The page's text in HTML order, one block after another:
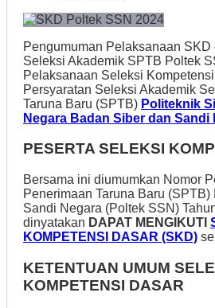
Pengumuman Pelaksanaan SKD
Seleksi Akademik SPTB Poltek
Pelaksanaan Seleksi
Persyaratan Seleksi Akademik
Taruna Baru (SPTB) Politeknik
Negara Badan Siber dan Sandi
PESERTA SELEKSI
Bersama ini diumumkan Nomor
Penerimaan Taruna Baru
Sandi Negara (Poltek SSN)
dinyatakan DAPAT MENGIKUTI
KOMPETENSI DASAR (SKD)
KETENTUAN UMUM
KOMPETENSI DASAR